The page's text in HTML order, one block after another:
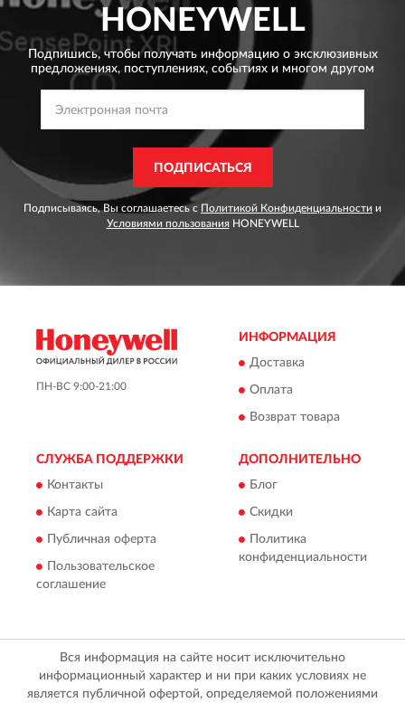
HONEYWELL
Подпишись, чтобы получать информацию о эксклюзивных
предложениях, поступлениях, событиях и многом другом
ПОДПИСАТЬСЯ
Подписываясь, Вы соглашаетесь с Политикой Конфиденциальности и
Условиями пользованияHONEYWELL
ПН-ВС 9:00-21:00
ИНФОРМАЦИЯ
Доставка
Оплата
Возврат товара
СЛУЖБА ПОДДЕРЖКИ
Контакты
Карта сайта
Публичная оферта
Пользовательское
соглашение
ДОПОЛНИТЕЛЬНО
Блог
Скидки
Политика
конфиденциальности
Вся информация на сайте носит исключительно
информационный характер и ни при каких условиях не
является публичной офертой, определяемой положениями